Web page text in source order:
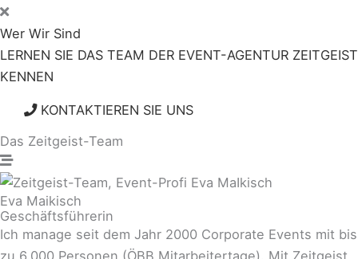
Wer Wir Sind
LERNEN SIE DAS TEAM DER EVENT-AGENTUR ZEITGEIST
KENNEN
KONTAKTIEREN SIE UNS
Das Zeitgeist-Team
Eva Maikisch
Geschäftsführerin
Ich manage seit dem Jahr 2000 Corporate Events mit bis
zu 6.000 Personen (ÖBB Mitarbeitertage). Mit Zeitgeist